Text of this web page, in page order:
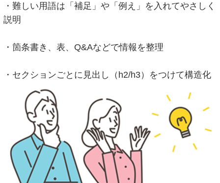
・難しい用語は「補足」や「例え」を入れてやさしく
説明
・箇条書き、表、Q&Aなどで情報を整理
・セクションごとに見出し（h2/h3）をつけて構造化